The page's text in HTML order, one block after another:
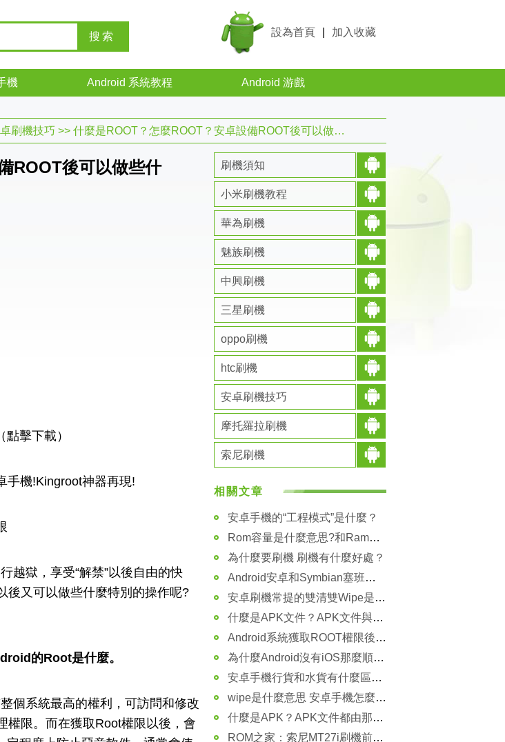
設為首頁 加入收藏
機 Android 系統教程 Android 游戲
刷機技巧 >> 什麼是ROOT？怎麼ROOT？安卓設備ROOT後可以做些什麼？
ROOT後可以做些什
擊下載）
機!Kingroot神器再現!
獄，享受“解禁”以後自由的快
後又可以做些什麼特別的操作呢?
的Root是什麼。
系統最高的權利，可訪問和修改
權限。而在獲取Root權限以後，會
刷機須知
小米刷機教程
華為刷機
魅族刷機
中興刷機
三星刷機
oppo刷機
htc刷機
安卓刷機技巧
摩托羅拉刷機
索尼刷機
相關文章
安卓手機的“工程模式”是什麼？
Rom容量是什麼意思?和Ram容量有什麼區別？
為什麼要刷機 刷機有什麼好處？
Android安卓和Symbian塞班有什麼區別？
安卓刷機常提的雙清雙Wipe是什麼意思？有什麼用？
什麼是APK文件？APK文件與Android系統有什麼關系？
Android系統獲取ROOT權限後能做些什麼？
為什麼Android沒有iOS那麼順滑呢?
安卓手機行貨和水貨有什麼區別？
wipe是什麼意思 安卓手機怎麼wipe
什麼是APK？APK文件都由那些組成？
ROM之家：索尼MT27i刷機前需要做什麼？